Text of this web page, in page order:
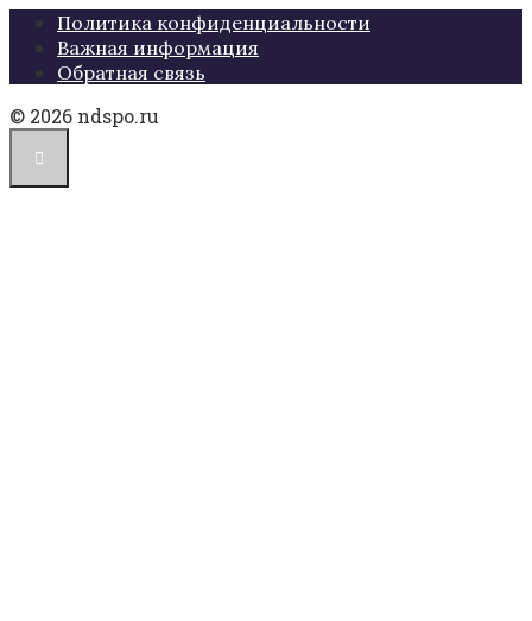
Политика конфиденциальности
Важная информация
Обратная связь
© 2026 ndspo.ru